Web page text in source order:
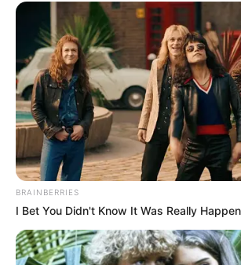
Plus belle la
Chloé et
officiellement
couple ? Ce
changer sur
belle diffusé sur TF1 ce mardi 9
BRAINBERRIES
I Bet You Didn't Know It Was Really